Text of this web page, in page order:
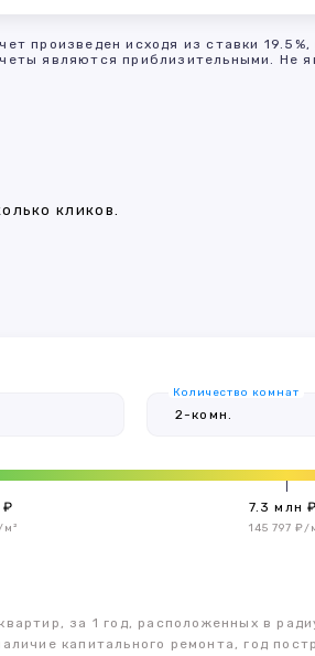
произведен исходя из ставки
являются приблизительными. Не
кликов.
Количество комнат
₽
м²
7.3 млн ₽
145 797 ₽/
за 1 год, расположенных в
капитального ремонта, год